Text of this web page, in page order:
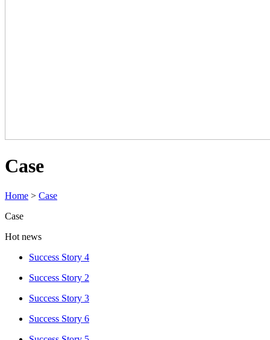
Case
Home > Case
Case
Hot news
Success Story 4
Success Story 2
Success Story 3
Success Story 6